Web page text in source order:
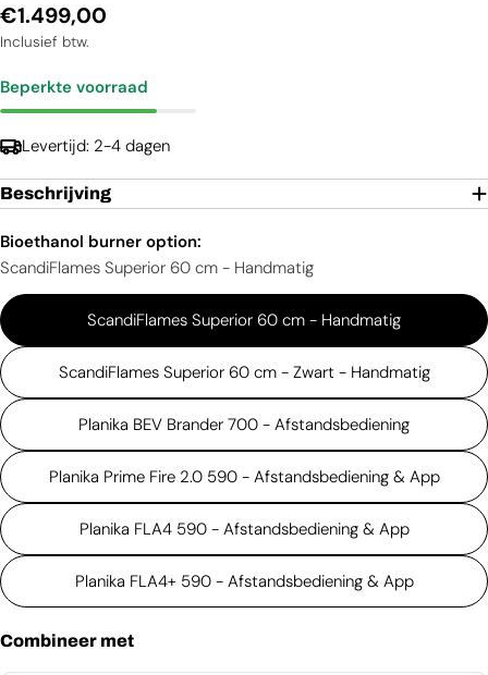
Normale
prijs
€1.499,00
Inclusief btw.
Beperkte voorraad
Levertijd: 2-4 dagen
Beschrijving
Bioethanol burner option:
ScandiFlames Superior 60 cm - Handmatig
ScandiFlames Superior 60 cm - Handmatig
ScandiFlames Superior 60 cm - Zwart - Handmatig
Planika BEV Brander 700 - Afstandsbediening
Planika Prime Fire 2.0 590 - Afstandsbediening & App
Planika FLA4 590 - Afstandsbediening & App
Planika FLA4+ 590 - Afstandsbediening & App
Combineer met